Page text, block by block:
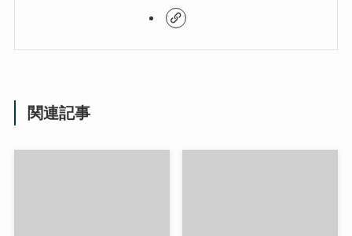
関連記事